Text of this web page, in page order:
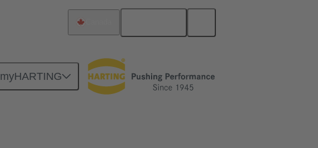
myHARTING